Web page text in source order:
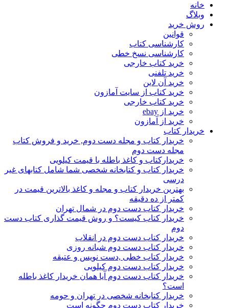
خانه
وبلاگ
روش خرید
قوانین
کارشناسی کتاب
کارشناسی نسخ خطی
خرید کتاب خارجی
خرید تلفنی
خرید آن لاین
خرید کتاب از سایت آمازون
خرید کتاب خارجی
خرید از ebay
خرید از آمازون
خریدار کتاب
خریدار کتاب و مجله دست دوم, خرید و فروش کتاب
مجله دست دوم
خریدارکتاب و کاغذ باطله با قیمت کیلویی
خریدار کتاب و کتابخانه شخصی شما شامل کتابهای غیر
درسی
بهترین خریدار کتاب و مجله و کاغذ بالاترین قیمت در
کمتر از ده دقیقه
خریدار کتاب دست دوم در شمال تهران
خریدار کتاب کیست؟ و روش قیمت گذاری کتاب دست
دوم
خریدار کتاب دست دوم در انقلاب
خریدار کتاب دست دوم شبانه روزی
خریدار کتاب خطی ,دست نویس و عتیقه
خریدار کتاب دست دوم کیلویی
خریدار کتاب دست دوم آیا همان خریدار کاغذ باطله
است؟
خریدار کتابخانه شخصی در تهران و حومه
خریدار کتاب دست دوم چگونه است